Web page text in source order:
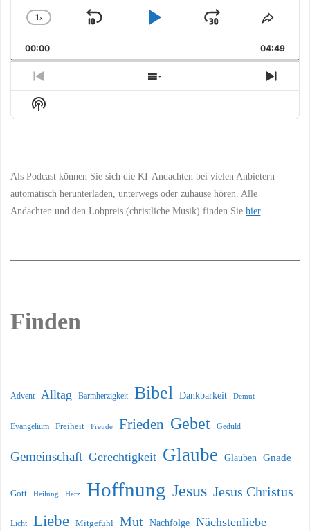
Change
Rate
1x
Skip
Play
Jump
Forward
Share
00:00 04:49
Previous
Episode
Show
Episodes
Next
Show
Podcast
Als Podcast können Sie sich die KI-Andachten bei vielen Anbietern
automatisch herunterladen, unterwegs oder zuhause hören. Alle
Andachten und den Lobpreis (christliche Musik) finden Siehier.
Finden
Advent Alltag Barmherzigkeit Bibel Dankbarkeit Demut
Evangelium Freiheit Freude Frieden Gebet Geduld
Gemeinschaft Gerechtigkeit Glaube Glauben Gnade
Gott Heilung Herz Hoffnung Jesus Jesus Christus
Licht Liebe Mitgefühl Mut Nachfolge Nächstenliebe